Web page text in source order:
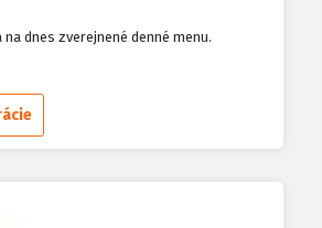
na dnes zverejnené denné menu.